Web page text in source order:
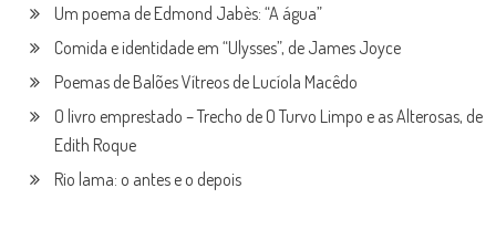
Um poema de Edmond Jabès: “A água”
Comida e identidade em “Ulysses”, de James Joyce
Poemas de Balões Vítreos de Lucíola Macêdo
O livro emprestado – Trecho de O Turvo Limpo e as Alterosas, de
Edith Roque
Rio lama: o antes e o depois